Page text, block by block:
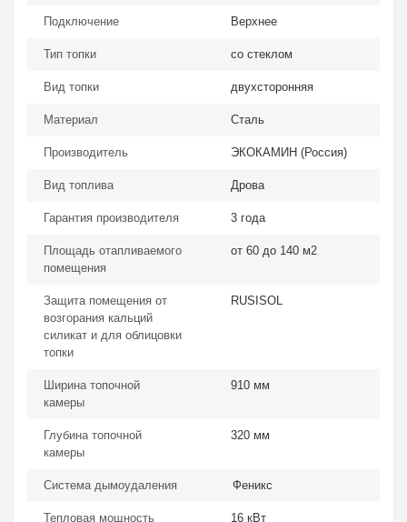
Подключение Верхнее
Тип топки со стеклом
Вид топки двухсторонняя
Материал Сталь
Производитель ЭКОКАМИН (Россия)
Вид топлива Дрова
Гарантия производителя 3 года
Площадь отапливаемого
помещения
от 60 до 140 м2
Защита помещения от
возгорания кальций
силикат и для облицовки
топки
RUSISOL
Ширина топочной
камеры
910 мм
Глубина топочной
камеры
320 мм
Система дымоудаления Феникс
Тепловая мощность 16 кВт